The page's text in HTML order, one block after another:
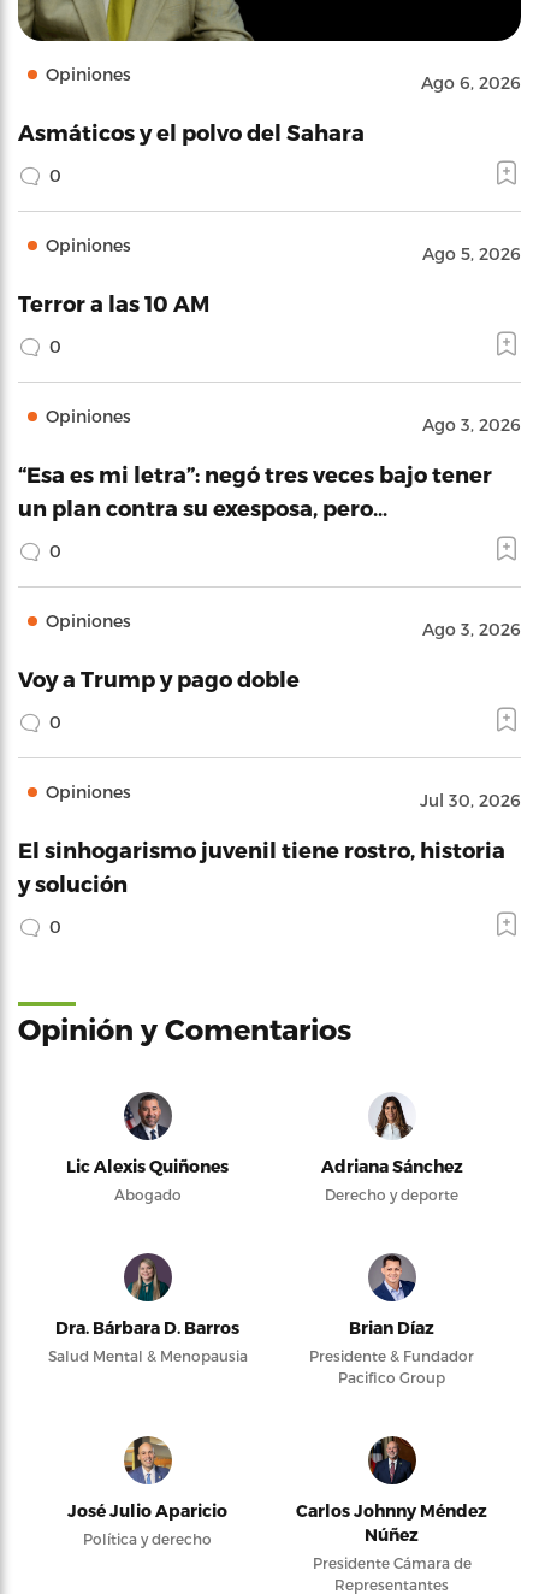
Opiniones Ago 6, 2026
Asmáticos y el polvo del Sahara
0
Opiniones Ago 5, 2026
Terror a las 10 AM
0
Opiniones Ago 3, 2026
“Esa es mi letra”: negó tres veces bajo tener
un plan contra su exesposa, pero…
0
Opiniones Ago 3, 2026
Voy a Trump y pago doble
0
Opiniones Jul 30, 2026
El sinhogarismo juvenil tiene rostro, historia
y solución
0
Opinión y Comentarios
Lic Alexis Quiñones
Abogado
Adriana Sánchez
Derecho y deporte
Dra. Bárbara D. Barros
Salud Mental & Menopausia
Brian Díaz
Presidente & Fundador
Pacifico Group
José Julio Aparicio
Política y derecho
Carlos Johnny Méndez
Núñez
Presidente Cámara de
Representantes